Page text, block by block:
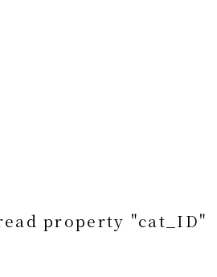
property "cat_ID"